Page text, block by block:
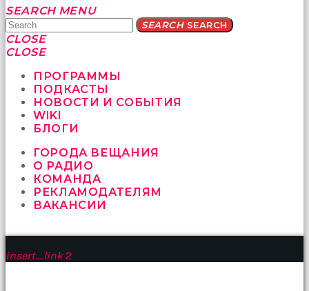
Yatağa
bile
geçmeye
fırsat
sikici
kocalar
güzel
karıları
öttürüyor
sex
hikayeleri
kızların
boşalarak
SEARCH MENU
SEARCHSEARCH
CLOSE
CLOSE
ПРОГРАММЫ
ПОДКАСТЫ
НОВОСТИ И СОБЫТИЯ
WIKI
БЛОГИ
ГОРОДА ВЕЩАНИЯ
О РАДИО
КОМАНДА
РЕКЛАМОДАТЕЛЯМ
ВАКАНСИИ
insert_link 2